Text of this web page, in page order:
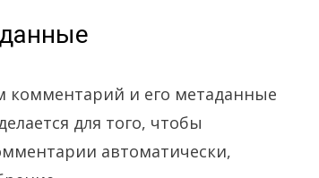
комментарий и его метаданные
для того, чтобы
автоматически,